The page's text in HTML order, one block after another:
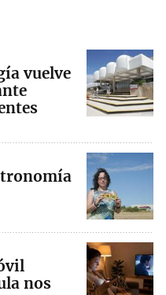
vuelve
nos